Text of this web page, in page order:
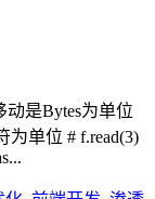
是Bytes为单位
为单位 # f.read(3)